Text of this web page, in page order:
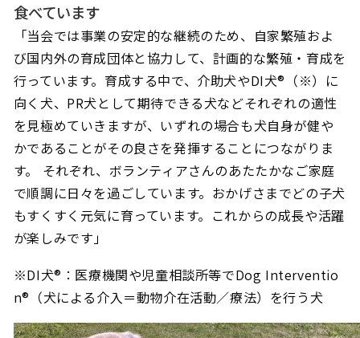
食べています
「当会では事業の安定的な継続のため、自家繁殖およ
び国内外の育成団体と協力して、計画的な繁殖・育成を
行っています。育成する中で、介助犬やDI犬® （※）に
向く犬、 PR犬として期待できる犬などそれぞれの適性
を見極めていきますが、いずれの場合も犬自身が健や
かであることがその良さを発揮することにつながりま
す。
それぞれ、ボランティアさんのあたたかなご家庭
で順調に日々を過ごしています。おかげさまでどの子犬
もすくすく元気に育っています。これからの成長や活躍
が楽しみです」
※DI犬® ：医療機関や児童相談所等でDog Interventio
n® （犬による介入＝動物介在活動／療法）を行う犬